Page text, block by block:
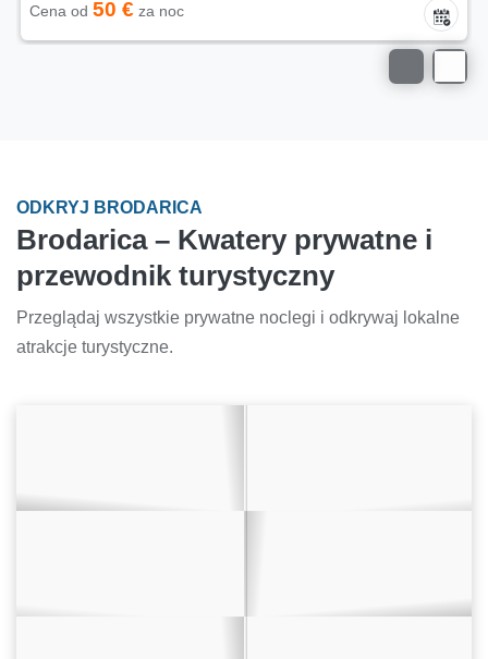
38 €
ODKRYJ BRODARICA
Brodarica – Kwatery prywatne i
przewodnik turystyczny
Przeglądaj wszystkie prywatne noclegi i odkrywaj lokalne
atrakcje turystyczne.